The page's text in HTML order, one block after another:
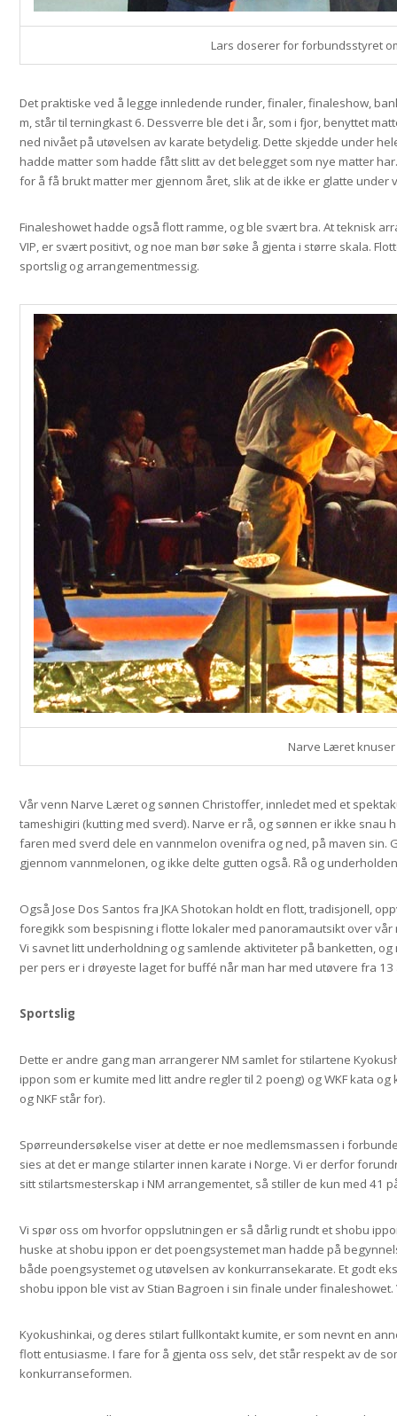
Lars doserer for forbundsstyret
Det praktiske ved å legge innledende runder, finaler, finaleshow,
m, står til terningkast 6. Dessverre ble det i år, som i fjor, benyttet
ned nivået på utøvelsen av karate betydelig. Dette skjedde under
hadde matter som hadde fått slitt av det belegget som nye matter
for å få brukt matter mer gjennom året, slik at de ikke er glatte under
Finaleshowet hadde også flott ramme, og ble svært bra. At teknisk
VIP, er svært positivt, og noe man bør søke å gjenta i større skala.
sportslig og arrangementmessig.
Narve Læret knuser
Vår venn Narve Læret og sønnen Christoffer, innledet med et
tameshigiri (kutting med sverd). Narve er rå, og sønnen er ikke snau
faren med sverd dele en vannmelon ovenifra og ned, på maven sin.
gjennom vannmelonen, og ikke delte gutten også. Rå og
Også Jose Dos Santos fra JKA Shotokan holdt en flott, tradisjonell,
foregikk som bespisning i flotte lokaler med panoramautsikt over
Vi savnet litt underholdning og samlende aktiviteter på banketten,
per pers er i drøyeste laget for buffé når man har med utøvere fra
Sportslig
Dette er andre gang man arrangerer NM samlet for stilartene
ippon som er kumite med litt andre regler til 2 poeng) og WKF kata
og NKF står for).
Spørreundersøkelse viser at dette er noe medlemsmassen i
sies at det er mange stilarter innen karate i Norge. Vi er derfor
sitt stilartsmesterskap i NM arrangementet, så stiller de kun med 41
Vi spør oss om hvorfor oppslutningen er så dårlig rundt et shobu
huske at shobu ippon er det poengsystemet man hadde på
både poengsystemet og utøvelsen av konkurransekarate. Et godt
shobu ippon ble vist av Stian Bagroen i sin finale under finaleshowet.
Kyokushinkai, og deres stilart fullkontakt kumite, er som nevnt en
flott entusiasme. I fare for å gjenta oss selv, det står respekt av de
konkurranseformen.